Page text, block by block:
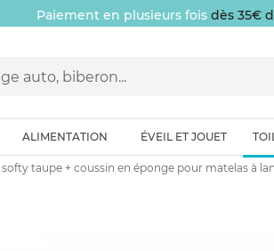
Paiement en plusieurs fois dès 35€
ALIMENTATION ÉVEIL ET JOUET
taupe + coussin en éponge pour matelas à